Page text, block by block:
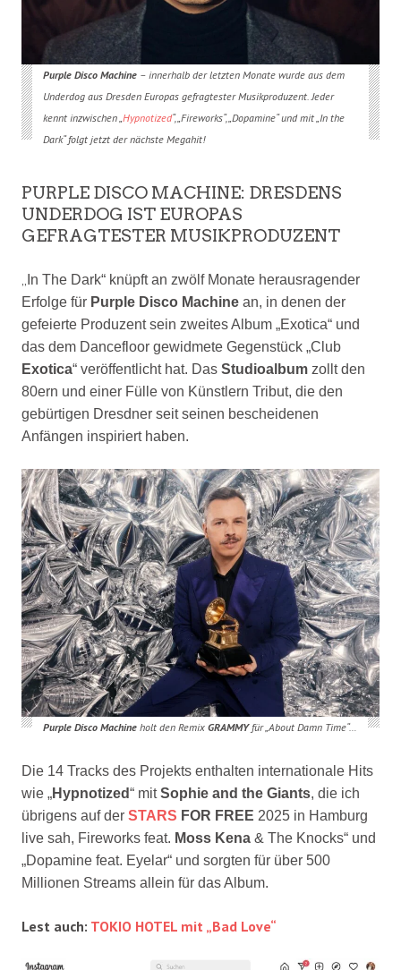
Purple Disco Machine– innerhalb der letzten Monate wurde aus dem
Underdog aus Dresden Europas gefragtester Musikproduzent. Jeder
kennt inzwischen „ Hypnotized“, „Fireworks“, „Dopamine“ und mit „In the
Dark“ folgt jetzt der nächste Megahit!
PURPLE DISCO MACHINE: DRESDENS
UNDERDOG IST EUROPAS
GEFRAGTESTER MUSIKPRODUZENT
In The Dark“ knüpft an zwölf Monate herausragender
Erfolge für Purple Disco Machine an, in denen der
gefeierte Produzent sein zweites Album „Exotica“ und
das dem Dancefloor gewidmete Gegenstück „Club
Exotica“ veröffentlicht hat. Das Studioalbum zollt den
80ern und einer Fülle von Künstlern Tribut, die den
gebürtigen Dresdner seit seinen bescheidenen
Anfängen inspiriert haben.
Purple Disco Machineholt den Remix GRAMMYfür „About Damn Time“…
Die 14 Tracks des Projekts enthalten internationale Hits
wie „Hypnotized“ mitSophie and the Giants, die ich
übrigens auf der STARS FOR FREE 2025 in Hamburg
live sah, Fireworks feat. Moss Kena & The Knocks“ und
„Dopamine feat. Eyelar“ und sorgten für über 500
Millionen Streams allein für das Album.
Lest auch: TOKIO HOTEL mit „Bad Love“